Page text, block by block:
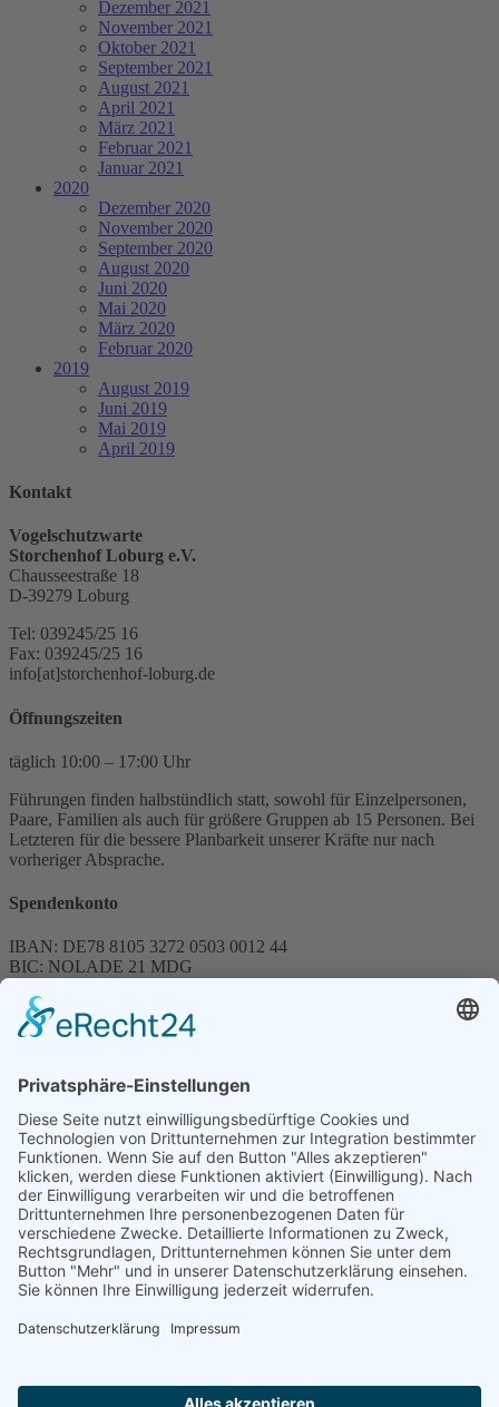
Dezember 2021
November 2021
Oktober 2021
September 2021
August 2021
April 2021
März 2021
Februar 2021
Januar 2021
2020
Dezember 2020
November 2020
September 2020
August 2020
Juni 2020
Mai 2020
März 2020
Februar 2020
2019
August 2019
Juni 2019
Mai 2019
April 2019
Kontakt
Vogelschutzwarte
Storchenhof Loburg e.V.
Chausseestraße 18
D-39279 Loburg
Tel: 039245/25 16
Fax: 039245/25 16
info[at]storchenhof-loburg.de
Öffnungszeiten
täglich 10:00 – 17:00 Uhr
Führungen finden halbstündlich statt, sowohl für Einzelpersonen,
Paare, Familien als auch für größere Gruppen ab 15 Personen. Bei
Letzteren für die bessere Planbarkeit unserer Kräfte nur nach
vorheriger Absprache.
Spendenkonto
IBAN: DE78 8105 3272 0503 0012 44
BIC: NOLADE 21 MDG
Spenden können steuerlich abgesetzt werden
Förderung
© 1987 – 2025
Storchenhof Loburg e.V.
Alle Rechte vorbehalten.
Cookie-Einstellungen
Navigation überspringen
Impressum
Haftungsausschluss